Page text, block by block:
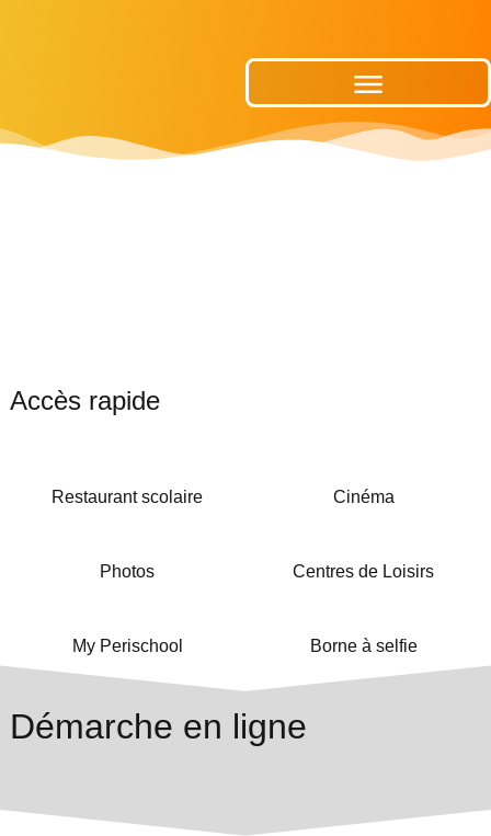
Accès rapide
Restaurant scolaire Cinéma
Photos Centres de Loisirs
My Perischool Borne à selfie
Démarche en ligne